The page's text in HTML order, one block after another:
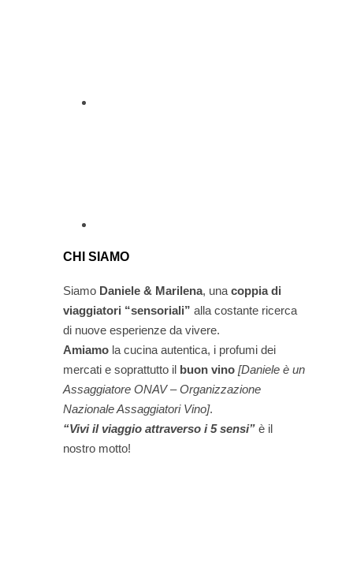
CHI SIAMO
Siamo Daniele & Marilena, una coppia di
viaggiatori “sensoriali” alla costante ricerca
di nuove esperienze da vivere.
Amiamo la cucina autentica, i profumi dei
mercati e soprattutto il buon vino [Daniele è un
Assaggiatore ONAV – Organizzazione
Nazionale Assaggiatori Vino].
“Vivi il viaggio attraverso i 5 sensi” è il
nostro motto!